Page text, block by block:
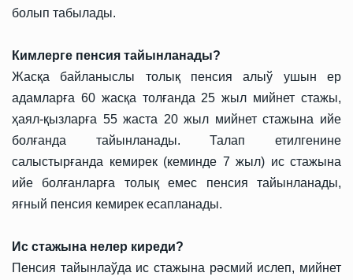
болып табылады.
Кимлерге пенсия тайынланады?
Жасқа байланыслы толық пенсия алыў ушын ер
адамларға 60 жасқа толғанда 25 жыл мийнет стажы,
ҳаял-қызларға 55 жаста 20 жыл мийнет стажына ийе
болғанда тайынланады. Талап етилгенине
салыстырғанда кемирек (кеминде 7 жыл) ис стажына
ийе болғанларға толық емес пенсия тайынланады,
яғный пенсия кемирек есапланады.
Ис стажына нелер киреди?
Пенсия тайынлаўда ис стажына рәсмий ислеп, мийнет